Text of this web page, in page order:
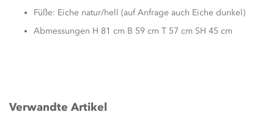
Füße: Eiche natur/hell (auf Anfrage auch Eiche dunkel)
Abmessungen H 81 cm B 59 cm T 57 cm SH 45 cm
Verwandte Artikel